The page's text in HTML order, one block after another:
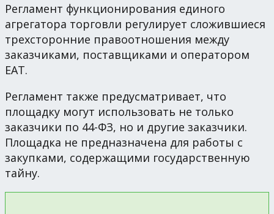
Регламент функционирования единого
агрегатора торговли регулирует сложившиеся
трехсторонние правоотношения между
заказчиками, поставщиками и оператором
ЕАТ.
Регламент также предусматривает, что
площадку могут использовать не только
заказчики по 44-ФЗ, но и другие заказчики.
Площадка не предназначена для работы с
закупками, содержащими государственную
тайну.